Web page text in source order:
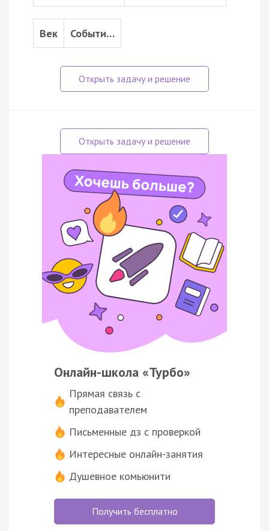
Век Событи…
Онлайн-школа «Турбо»
Прямая связь с
преподавателем
Письменные дз с проверкой
Интересные онлайн-занятия
Душевное комьюнити
Получить бесплатно